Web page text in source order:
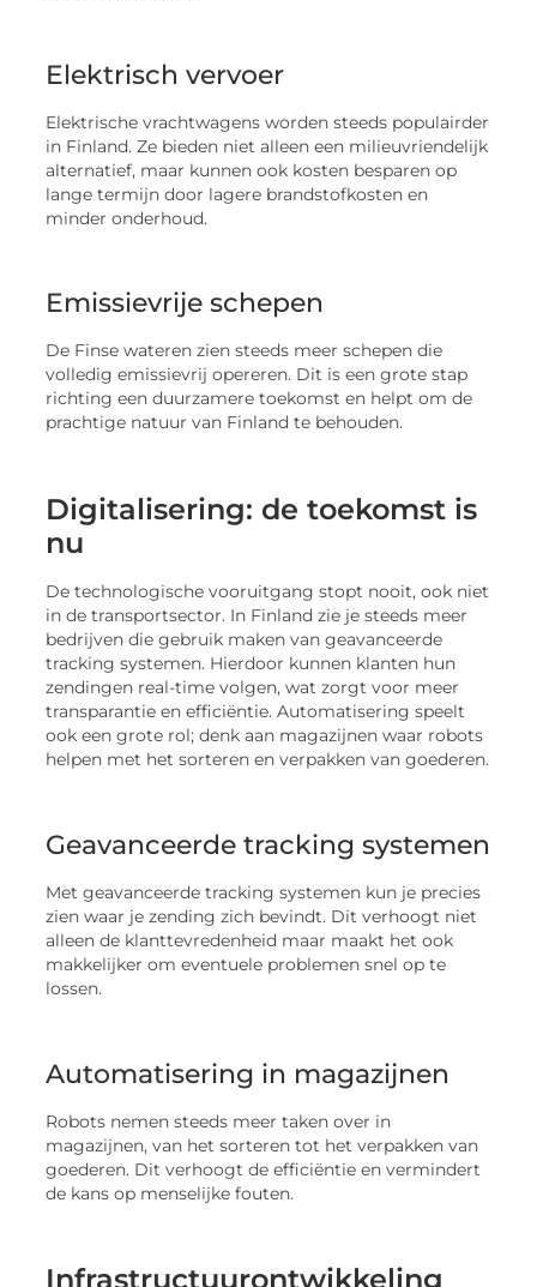
Elektrisch vervoer
Elektrische vrachtwagens worden steeds populairder
in Finland. Ze bieden niet alleen een milieuvriendelijk
alternatief, maar kunnen ook kosten besparen op
lange termijn door lagere brandstofkosten en
minder onderhoud.
Emissievrije schepen
De Finse wateren zien steeds meer schepen die
volledig emissievrij opereren. Dit is een grote stap
richting een duurzamere toekomst en helpt om de
prachtige natuur van Finland te behouden.
Digitalisering: de toekomst is
nu
De technologische vooruitgang stopt nooit, ook niet
in de transportsector. In Finland zie je steeds meer
bedrijven die gebruik maken van geavanceerde
tracking systemen. Hierdoor kunnen klanten hun
zendingen real-time volgen, wat zorgt voor meer
transparantie en efficiëntie. Automatisering speelt
ook een grote rol; denk aan magazijnen waar robots
helpen met het sorteren en verpakken van goederen.
Geavanceerde tracking systemen
Met geavanceerde tracking systemen kun je precies
zien waar je zending zich bevindt. Dit verhoogt niet
alleen de klanttevredenheid maar maakt het ook
makkelijker om eventuele problemen snel op te
lossen.
Automatisering in magazijnen
Robots nemen steeds meer taken over in
magazijnen, van het sorteren tot het verpakken van
goederen. Dit verhoogt de efficiëntie en vermindert
de kans op menselijke fouten.
Infrastructuurontwikkeling